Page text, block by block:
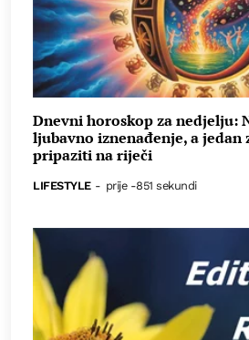
Dnevni horoskop za nedjelju:
ljubavno iznenađenje, a jedan
pripaziti na riječi
LIFESTYLE - prije -851 sekundi